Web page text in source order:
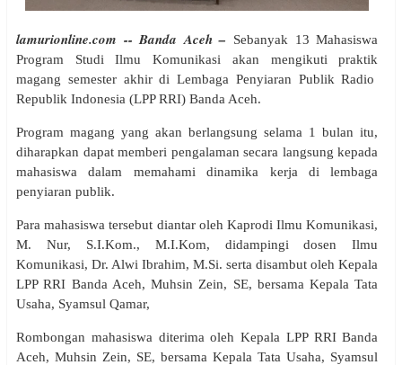
lamurionline.com -- Banda Aceh – Sebanyak 13 Mahasiswa
Program Studi Ilmu Komunikasi akan mengikuti praktik
magang semester akhir di Lembaga Penyiaran Publik Radio
Republik Indonesia (LPP RRI) Banda Aceh.
Program magang yang akan berlangsung selama 1 bulan itu,
diharapkan dapat memberi pengalaman secara langsung kepada
mahasiswa dalam memahami dinamika kerja di lembaga
penyiaran publik.
Para mahasiswa tersebut diantar oleh Kaprodi Ilmu Komunikasi,
M. Nur, S.I.Kom., M.I.Kom, didampingi dosen Ilmu
Komunikasi, Dr. Alwi Ibrahim, M.Si. serta disambut oleh Kepala
LPP RRI Banda Aceh, Muhsin Zein, SE, bersama Kepala Tata
Usaha, Syamsul Qamar,
Rombongan mahasiswa diterima oleh Kepala LPP RRI Banda
Aceh, Muhsin Zein, SE, bersama Kepala Tata Usaha, Syamsul